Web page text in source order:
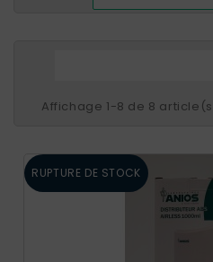
Affichage 1-8 de 8
RUPTURE DE STOCK